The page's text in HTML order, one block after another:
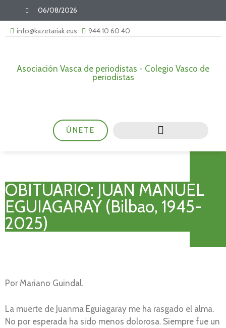
06/08/2026
info@kazetariak.eus 944 10 60 40
Asociación Vasca de periodistas - Colegio Vasco de
periodistas
ÚNETE
OBITUARIO: JUAN MANUEL
EGUIAGARAY (Bilbao, 1945-
2025)
Por Mariano Guindal.
La muerte de Juanma Eguiagaray me ha rasgado el alma.
No por esperada ha sido menos dolorosa. Siempre fue un